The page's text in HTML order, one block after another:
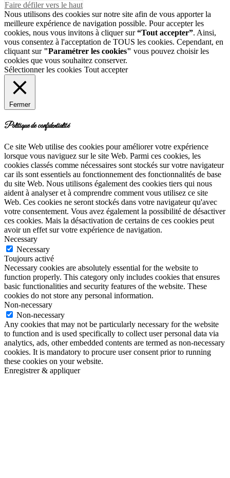
Faire défiler vers le haut
Nous utilisons des cookies sur notre site afin de vous apporter la
meilleure expérience de navigation possible. Pour accepter les
cookies, nous vous invitons à cliquer sur“Tout accepter”. Ainsi,
vous consentez à l'acceptation de TOUS les cookies. Cependant, en
cliquant sur "Paramétrer les cookies" vous pouvez choisir les
cookies que vous souhaitez conserver.
Sélectionner les cookies Tout accepter
Fermer
Politique de confidentialité
Ce site Web utilise des cookies pour améliorer votre expérience
lorsque vous naviguez sur le site Web. Parmi ces cookies, les
cookies classés comme nécessaires sont stockés sur votre navigateur
car ils sont essentiels au fonctionnement des fonctionnalités de base
du site Web. Nous utilisons également des cookies tiers qui nous
aident à analyser et à comprendre comment vous utilisez ce site
Web. Ces cookies ne seront stockés dans votre navigateur qu'avec
votre consentement. Vous avez également la possibilité de désactiver
ces cookies. Mais la désactivation de certains de ces cookies peut
avoir un effet sur votre expérience de navigation.
Necessary
Necessary
Toujours activé
Necessary cookies are absolutely essential for the website to
function properly. This category only includes cookies that ensures
basic functionalities and security features of the website. These
cookies do not store any personal information.
Non-necessary
Non-necessary
Any cookies that may not be particularly necessary for the website
to function and is used specifically to collect user personal data via
analytics, ads, other embedded contents are termed as non-necessary
cookies. It is mandatory to procure user consent prior to running
these cookies on your website.
Enregistrer & appliquer